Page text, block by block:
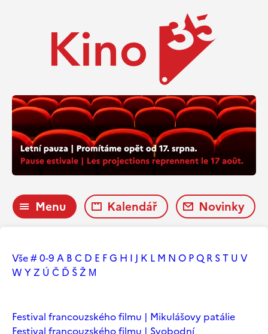
Menu Kalendář Novinky
Vše# 0-9 A B C D E FG H I J K L M N O PQ R ST U V
W YZ Ú Č Ď ŠŽ М
Festival francouzského filmu | Mikulášovy patálie
Festival francouzského filmu | Svobodní